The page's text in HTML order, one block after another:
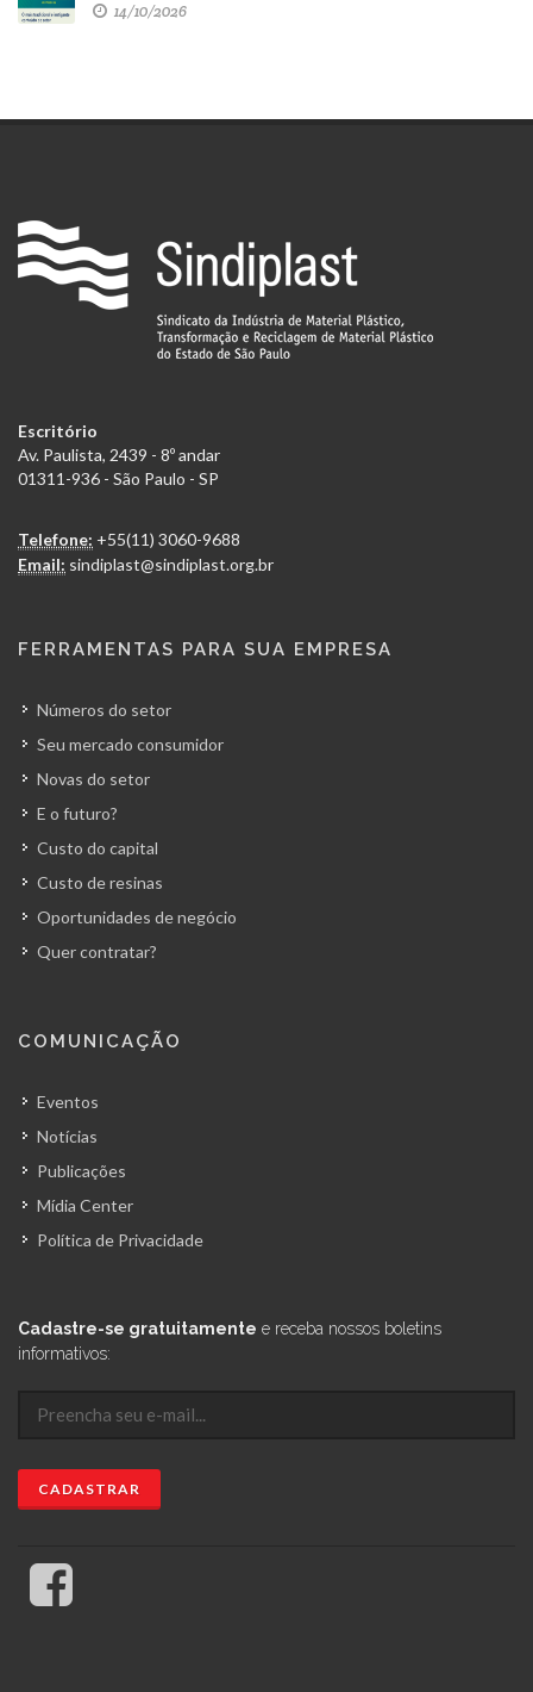
14/10/2026
Escritório
Av. Paulista, 2439 - 8º andar
01311-936 - São Paulo - SP
Telefone: +55(11) 3060-9688
Email: sindiplast@sindiplast.org.br
FERRAMENTAS PARA SUA EMPRESA
Números do setor
Seu mercado consumidor
Novas do setor
E o futuro?
Custo do capital
Custo de resinas
Oportunidades de negócio
Quer contratar?
COMUNICAÇÃO
Eventos
Notícias
Publicações
Mídia Center
Política de Privacidade
Cadastre-se gratuitamente e receba nossos boletins
informativos: